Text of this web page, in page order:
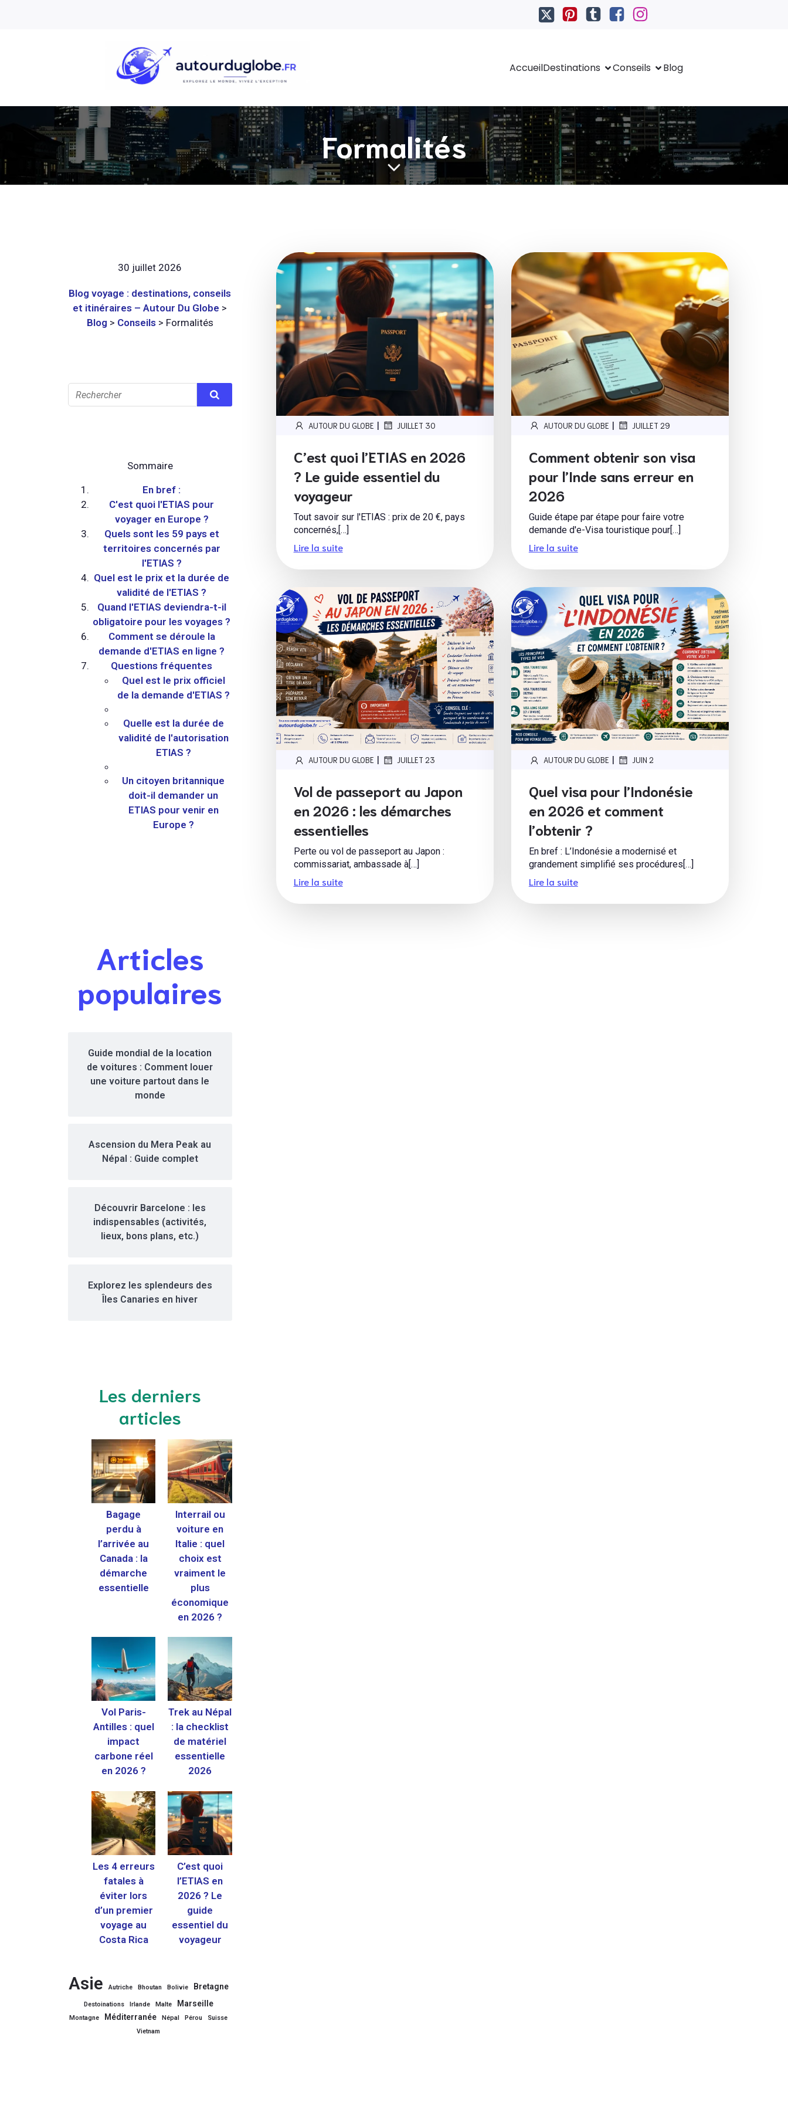
AccueilDestinations Conseils Blog
Formalités
30 juillet 2026
Blog voyage : destinations, conseils
et itinéraires – Autour Du Globe >
Blog > Conseils> Formalités
Sommaire
En bref :
C'est quoi l'ETIAS pour
voyager en Europe ?
Quels sont les 59 pays et
territoires concernés par
l'ETIAS ?
Quel est le prix et la durée de
validité de l'ETIAS ?
Quand l'ETIAS deviendra-t-il
obligatoire pour les voyages ?
Comment se déroule la
demande d'ETIAS en ligne ?
Questions fréquentes
Quel est le prix officiel
de la demande d'ETIAS ?
Quelle est la durée de
validité de l'autorisation
ETIAS ?
Un citoyen britannique
doit-il demander un
ETIAS pour venir en
Europe ?
Articles
populaires
Guide mondial de la location
de voitures : Comment louer
une voiture partout dans le
monde
Ascension du Mera Peak au
Népal : Guide complet
Découvrir Barcelone : les
indispensables (activités,
lieux, bons plans, etc.)
Explorez les splendeurs des
Îles Canaries en hiver
Les derniers
articles
Bagage
perdu à
l’arrivée au
Canada : la
démarche
essentielle
Interrail ou
voiture en
Italie : quel
choix est
vraiment le
plus
économique
en 2026 ?
Vol Paris-
Antilles : quel
impact
carbone réel
en 2026 ?
Trek au Népal
: la checklist
de matériel
essentielle
2026
Les 4 erreurs
fatales à
éviter lors
d’un premier
voyage au
Costa Rica
C’est quoi
l’ETIAS en
2026 ? Le
guide
essentiel du
voyageur
Asie Autriche Bhoutan Bolivie Bretagne
Destoinations Irlande Malte Marseille
Montagne Méditerranée Népal Pérou
Suisse
Vietnam
AUTOUR DU GLOBE | JUILLET 30
C’est quoi l’ETIAS en 2026
? Le guide essentiel du
voyageur
Tout savoir sur l'ETIAS : prix de 20 €, pays
concernés,[…]
Lire la suite
AUTOUR DU GLOBE | JUILLET 29
Comment obtenir son visa
pour l’Inde sans erreur en
2026
Guide étape par étape pour faire votre
demande d'e-Visa touristique pour[…]
Lire la suite
AUTOUR DU GLOBE | JUILLET 23
Vol de passeport au Japon
en 2026 : les démarches
essentielles
Perte ou vol de passeport au Japon :
commissariat, ambassade à[…]
Lire la suite
AUTOUR DU GLOBE | JUIN 2
Quel visa pour l’Indonésie
en 2026 et comment
l’obtenir ?
En bref : L’Indonésie a modernisé et
grandement simplifié ses procédures[…]
Lire la suite